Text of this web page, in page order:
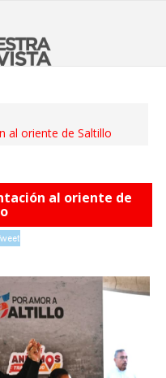
al oriente de Saltillo
al oriente de